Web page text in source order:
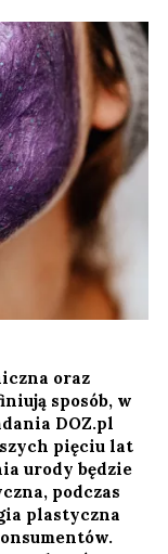
oraz
sposób, w
DOZ.pl
pięciu lat
urody będzie
podczas
plastyczna